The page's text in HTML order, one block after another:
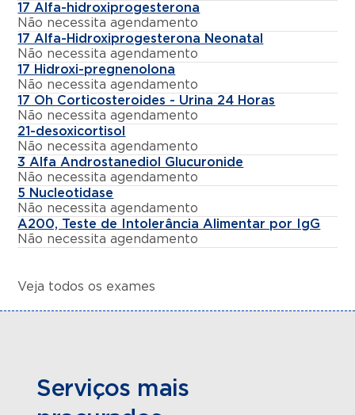
17 Alfa-hidroxiprogesterona
Não necessita agendamento
17 Alfa-Hidroxiprogesterona Neonatal
Não necessita agendamento
17 Hidroxi-pregnenolona
Não necessita agendamento
17 Oh Corticosteroides - Urina 24 Horas
Não necessita agendamento
21-desoxicortisol
Não necessita agendamento
3 Alfa Androstanediol Glucuronide
Não necessita agendamento
5 Nucleotidase
Não necessita agendamento
A200, Teste de Intolerância Alimentar por IgG
Não necessita agendamento
Veja todos os exames
Serviços mais